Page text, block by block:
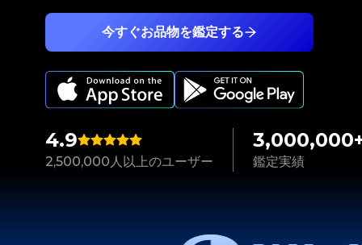
4.9
2,500,000人以上のユーザー 鑑定実績
今すぐお品物を鑑定する